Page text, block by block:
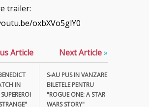
trailer:
oxbXVo5glY0
Article
IN
Next Article»
S-AU PUS IN VANZARE
BILETELE PENTRU
"ROGUE ONE: A STAR
WARS STORY"